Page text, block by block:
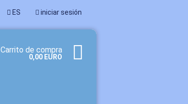
ES iniciar sesión
Carrito de compra
0,00 EURO